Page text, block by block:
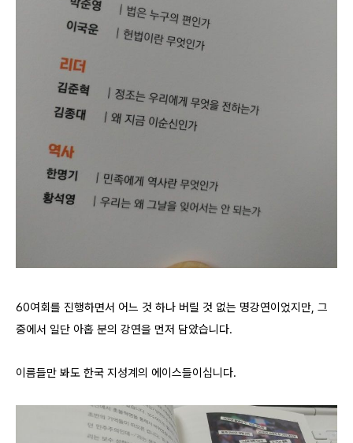
60여회를 진행하면서 어느 것 하나 버릴 것 없는 명강연이었지만, 그
중에서 일단 아홉 분의 강연을 먼저 담았습니다.
이름들만 봐도 한국 지성계의 에이스들이십니다.